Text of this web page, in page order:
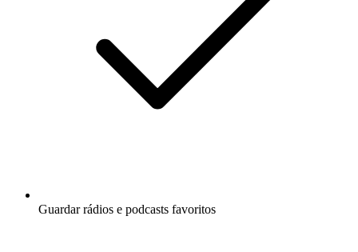
Guardar rádios e podcasts favoritos